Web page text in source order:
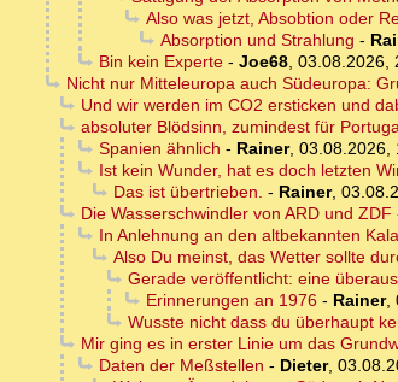
Also was jetzt, Absobtion oder
Absorption und Strahlung -
Bin kein Experte- Joe68, 03.08.2026,
Nicht nur Mitteleuropa auch Südeuropa:
Und wir werden im CO2 ersticken und
absoluter Blödsinn, zumindest für
Spanien ähnlich - Rainer, 03.08.2026,
Ist kein Wunder, hat es doch letzten
Das ist übertrieben. - Rainer,
Die Wasserschwindler von ARD und
In Anlehnung an den altbekannten
Also Du meinst, das Wetter sollte
Gerade veröffentlicht: eine
Erinnerungen an 1976- Rainer,
Wusste nicht dass du überhaupt
Mir ging es in erster Linie um das
Daten der Meßstellen - Dieter,